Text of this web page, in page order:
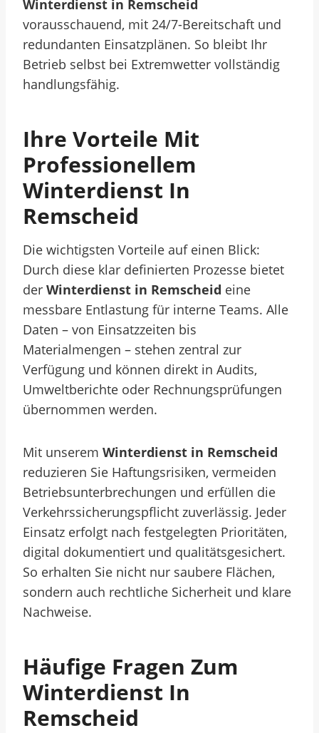
Winterdienst in Remscheid
vorausschauend, mit 24/7-Bereitschaft und
redundanten Einsatzplänen. So bleibt Ihr
Betrieb selbst bei Extremwetter vollständig
handlungsfähig.
Ihre Vorteile Mit
Professionellem
Winterdienst In
Remscheid
Die wichtigsten Vorteile auf einen Blick:
Durch diese klar definierten Prozesse bietet
der Winterdienst in Remscheid eine
messbare Entlastung für interne Teams. Alle
Daten – von Einsatzzeiten bis
Materialmengen – stehen zentral zur
Verfügung und können direkt in Audits,
Umweltberichte oder Rechnungsprüfungen
übernommen werden.
Mit unserem Winterdienst in Remscheid
reduzieren Sie Haftungsrisiken, vermeiden
Betriebsunterbrechungen und erfüllen die
Verkehrssicherungspflicht zuverlässig. Jeder
Einsatz erfolgt nach festgelegten Prioritäten,
digital dokumentiert und qualitätsgesichert.
So erhalten Sie nicht nur saubere Flächen,
sondern auch rechtliche Sicherheit und klare
Nachweise.
Häufige Fragen Zum
Winterdienst In
Remscheid